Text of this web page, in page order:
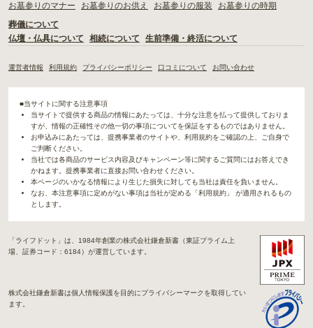
お墓参りのマナー
お墓参りのお供え お墓参りの服装
お墓参りの時期
葬儀について
仏壇・仏具について
相続について 生前準備・終活について
運営者情報 利用規約 プライバシーポリシー 口コミについて お問い合わせ
■当サイトに関する注意事項
当サイトで提供する商品の情報にあたっては、十分な注意を払って提供しておりま
すが、情報の正確性その他一切の事項についてを保証をするものではありません。
お申込みにあたっては、提携事業者のサイトや、利用規約をご確認の上、ご自身で
ご判断ください。
当社では各商品のサービス内容及びキャンペーン等に関するご質問にはお答えでき
かねます。提携事業者に直接お問い合わせください。
本ページのいかなる情報により生じた損失に対しても当社は責任を負いません。
なお、本注意事項に定めがない事項は当社が定める「利用規約」 が適用されるもの
とします。
「ライフドット」は、1984年創業の株式会社鎌倉新書（東証プライム上
場、証券コード：6184）が運営しています。
株式会社鎌倉新書は個人情報保護を目的にプライバシーマークを取得してい
ます。